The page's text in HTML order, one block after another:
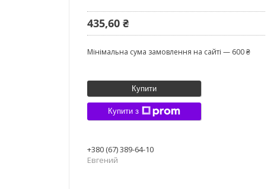
435,60 ₴
Мінімальна сума замовлення на сайті — 600 ₴
Купити
Купити з
+380 (67) 389-64-10
Евгений